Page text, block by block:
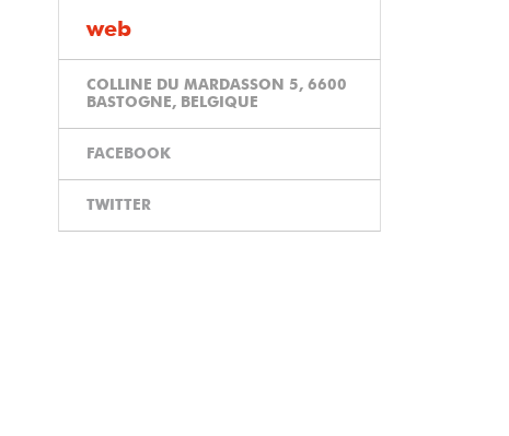
web
COLLINE DU MARDASSON 5, 6600
BASTOGNE, BELGIQUE
FACEBOOK
TWITTER